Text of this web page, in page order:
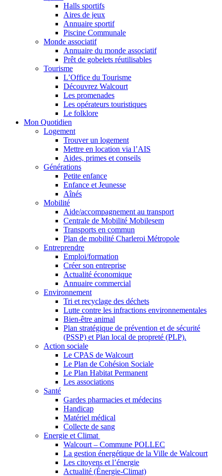
Halls sportifs
Aires de jeux
Annuaire sportif
Piscine Communale
Monde associatif
Annuaire du monde associatif
Prêt de gobelets réutilisables
Tourisme
L’Office du Tourisme
Découvrez Walcourt
Les promenades
Les opérateurs touristiques
Le folklore
Mon Quotidien
Logement
Trouver un logement
Mettre en location via l’AIS
Aides, primes et conseils
Générations
Petite enfance
Enfance et Jeunesse
Aînés
Mobilité
Aide/accompagnement au transport
Centrale de Mobilité Mobilesem
Transports en commun
Plan de mobilité Charleroi Métropole
Entreprendre
Emploi/formation
Créer son entreprise
Actualité économique
Annuaire commercial
Environnement
Tri et recyclage des déchets
Lutte contre les infractions environnementales
Bien-être animal
Plan stratégique de prévention et de sécurité
(PSSP) et Plan local de propreté (PLP).
Action sociale
Le CPAS de Walcourt
Le Plan de Cohésion Sociale
Le Plan Habitat Permanent
Les associations
Santé
Gardes pharmacies et médecins
Handicap
Matériel médical
Collecte de sang
Energie et Climat
Walcourt – Commune POLLEC
La gestion énergétique de la Ville de Walcourt
Les citoyens et l’énergie
Actualité (Énergie-Climat)